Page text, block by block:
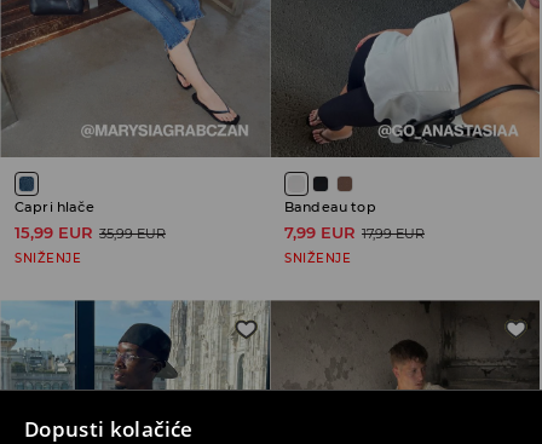
Dopusti kolačiće
Capri hlače
15,99 EUR 35,99 EUR
SNIŽENJE
Bandeau top
7,99 EUR 17,99 EUR
SNIŽENJE